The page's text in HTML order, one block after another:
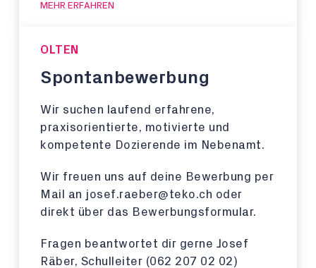
MEHR ERFAHREN
OLTEN
Spontanbewerbung
Wir suchen laufend erfahrene,
praxisorientierte, motivierte und
kompetente Dozierende im Nebenamt.
Wir freuen uns auf deine Bewerbung per
Mail an josef.raeber@teko.ch oder
direkt über das Bewerbungsformular.
Fragen beantwortet dir gerne Josef
Räber, Schulleiter (062 207 02 02)